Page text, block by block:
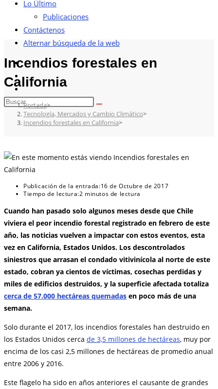
Lo Último
Publicaciones
Contáctenos
Alternar búsqueda de la web
Incendios forestales en
California
Portada>
Tecnología, Mercados y Cambio Climático>
Incendios forestales en California>
Publicación de la entrada:16 de Octubre de 2017
Tiempo de lectura:2 minutos de lectura
Cuando han pasado solo algunos meses desde que Chile
viviera el peor incendio forestal registrado en febrero de este
año, las noticias vuelven a impactar con estos eventos, esta
vez en California, Estados Unidos. Los descontrolados
siniestros que arrasan el condado vitivinícola al norte de este
estado, cobran ya cientos de víctimas, cosechas perdidas y
miles de edificios destruidos, y la superficie afectada totaliza
cerca de 57.000 hectáreas quemadas en poco más de una
semana.
Solo durante el 2017, los incendios forestales han destruido en
los Estados Unidos cerca de 3,5 millones de hectáreas, muy por
encima de los casi 2,5 millones de hectáreas de promedio anual
entre 2006 y 2016.
Este flagelo ha sido en años anteriores el causante de grandes